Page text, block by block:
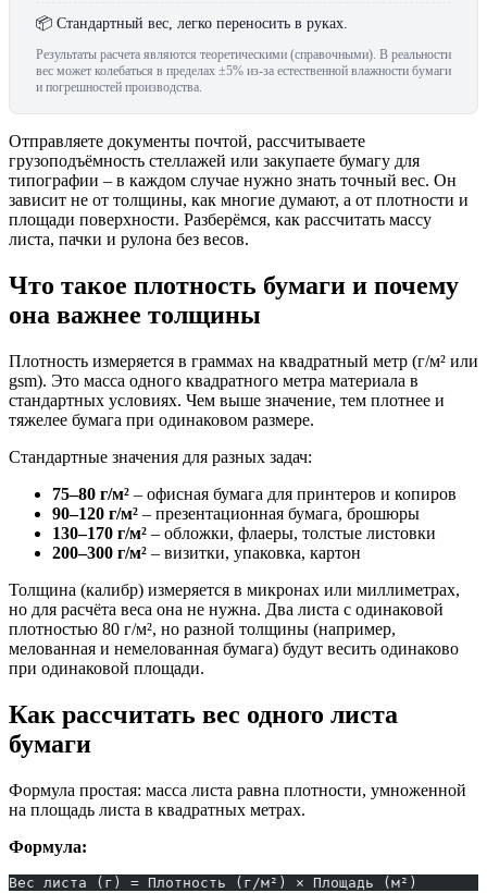
📦 Стандартный вес, легко переносить в руках.
Результаты расчета являются теоретическими (справочными). В реальности
вес может колебаться в пределах ±5% из-за естественной влажности бумаги
и погрешностей производства.
Отправляете документы почтой, рассчитываете
грузоподъёмность стеллажей или закупаете бумагу для
типографии – в каждом случае нужно знать точный вес. Он
зависит не от толщины, как многие думают, а от плотности и
площади поверхности. Разберёмся, как рассчитать массу
листа, пачки и рулона без весов.
Что такое плотность бумаги и почему
она важнее толщины
Плотность измеряется в граммах на квадратный метр (г/м² или
gsm). Это масса одного квадратного метра материала в
стандартных условиях. Чем выше значение, тем плотнее и
тяжелее бумага при одинаковом размере.
Стандартные значения для разных задач:
75–80 г/м² – офисная бумага для принтеров и копиров
90–120 г/м² – презентационная бумага, брошюры
130–170 г/м² – обложки, флаеры, толстые листовки
200–300 г/м² – визитки, упаковка, картон
Толщина (калибр) измеряется в микронах или миллиметрах,
но для расчёта веса она не нужна. Два листа с одинаковой
плотностью 80 г/м², но разной толщины (например,
мелованная и немелованная бумага) будут весить одинаково
при одинаковой площади.
Как рассчитать вес одного листа
бумаги
Формула простая: масса листа равна плотности, умноженной
на площадь листа в квадратных метрах.
Формула:
Вес листа (г) = Плотность (г/м²) × Площадь (м²)